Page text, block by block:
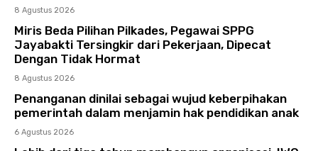
8 Agustus 2026
Miris Beda Pilihan Pilkades, Pegawai SPPG
Jayabakti Tersingkir dari Pekerjaan, Dipecat
Dengan Tidak Hormat
8 Agustus 2026
Penanganan dinilai sebagai wujud keberpihakan
pemerintah dalam menjamin hak pendidikan anak
6 Agustus 2026